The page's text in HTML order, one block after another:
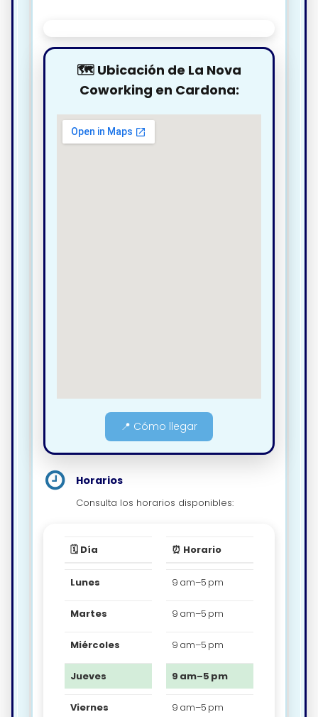
🗺️ Ubicación de La Nova
Coworking en Cardona:
📍 Cómo llegar
Horarios
Consulta los horarios disponibles:
🗓️ Día ⏰ Horario
Lunes 9 am–5 pm
Martes 9 am–5 pm
Miércoles 9 am–5 pm
Jueves 9 am–5 pm
Viernes 9 am–5 pm